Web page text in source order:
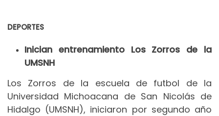
DEPORTES
Inician entrenamiento Los Zorros de la
UMSNH
Los Zorros de la escuela de futbol de la
Universidad Michoacana de San Nicolás de
Hidalgo (UMSNH), iniciaron por segundo año